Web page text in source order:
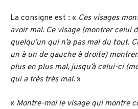
La consigne est : « Ces visages
avoir mal. Ce visage (montrer celui
quelqu’un qui n’a pas mal du tout.
un à un de gauche à droite)
plus en plus mal, jusqu’à celui-ci
qui a très très mal. »
« Montre-moi le visage qui montre